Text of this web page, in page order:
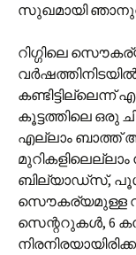
സുഖമായി
റിഗ്ഗിലെ
കൂട്ടത്തിലെ ഒരു
എല്ലാം ബാത്ത്
മുറികളിലെല്ലാം
ബില്യാഡ്‌സ്, പൂള്‍
സൌകര്യമുള്ള
സെന്ററുകള്‍, 6